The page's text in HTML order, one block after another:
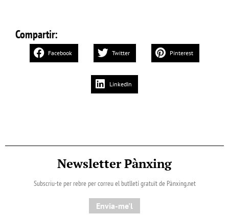
Compartir:
Facebook Twitter Pinterest
LinkedIn
Newsletter Pànxing
Subscriu-te per rebre per correu el butlletí gratuït de Pànxing.net​
Envia-me'l